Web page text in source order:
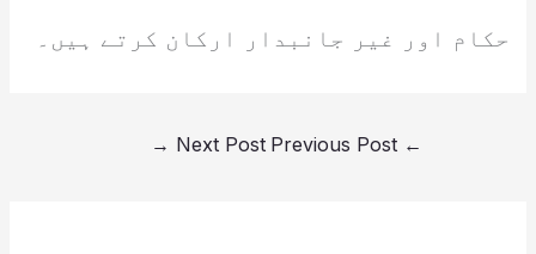
حکام اور غیر جانبدار ارکان کرتے ہیں۔
←
Next Post
→